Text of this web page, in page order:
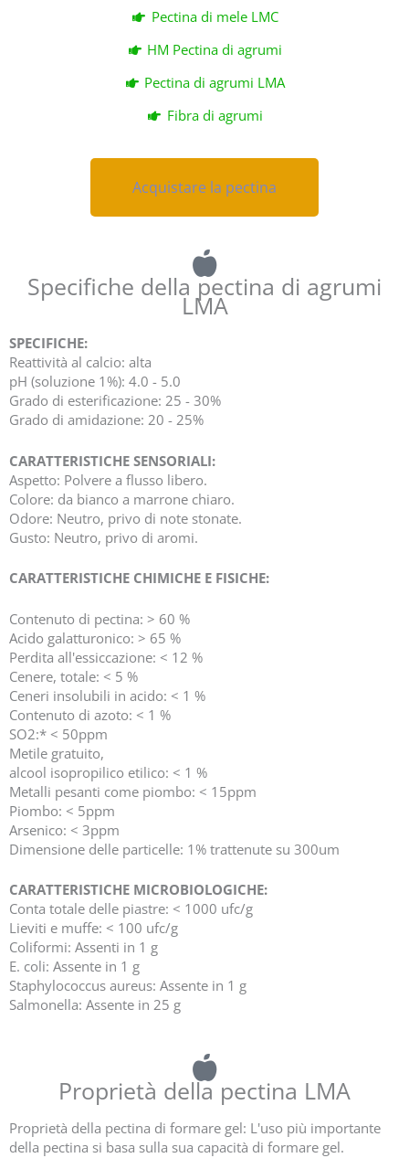
Pectina di mele LMC
HM Pectina di agrumi
Pectina di agrumi LMA
Fibra di agrumi
Acquistare la pectina
Acquistare la pectina
Specifiche della pectina di agrumi
LMA
SPECIFICHE:
Reattività al calcio: alta
pH (soluzione 1%): 4.0 - 5.0
Grado di esterificazione: 25 - 30%
Grado di amidazione: 20 - 25%
CARATTERISTICHE SENSORIALI:
Aspetto: Polvere a flusso libero.
Colore: da bianco a marrone chiaro.
Odore: Neutro, privo di note stonate.
Gusto: Neutro, privo di aromi.
CARATTERISTICHE CHIMICHE E FISICHE:
Contenuto di pectina: > 60 %
Acido galatturonico: > 65 %
Perdita all'essiccazione: < 12 %
Cenere, totale: < 5 %
Ceneri insolubili in acido: < 1 %
Contenuto di azoto: < 1 %
SO2:* < 50ppm
Metile gratuito,
alcool isopropilico etilico: < 1 %
Metalli pesanti come piombo: < 15ppm
Piombo: < 5ppm
Arsenico: < 3ppm
Dimensione delle particelle: 1% trattenute su 300um
CARATTERISTICHE MICROBIOLOGICHE:
Conta totale delle piastre: < 1000 ufc/g
Lieviti e muffe: < 100 ufc/g
Coliformi: Assenti in 1 g
E. coli: Assente in 1 g
Staphylococcus aureus: Assente in 1 g
Salmonella: Assente in 25 g
Proprietà della pectina LMA
Proprietà della pectina di formare gel: L'uso più importante
della pectina si basa sulla sua capacità di formare gel.